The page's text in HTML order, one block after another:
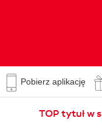
Pobierz aplikację
TOP tytuł w